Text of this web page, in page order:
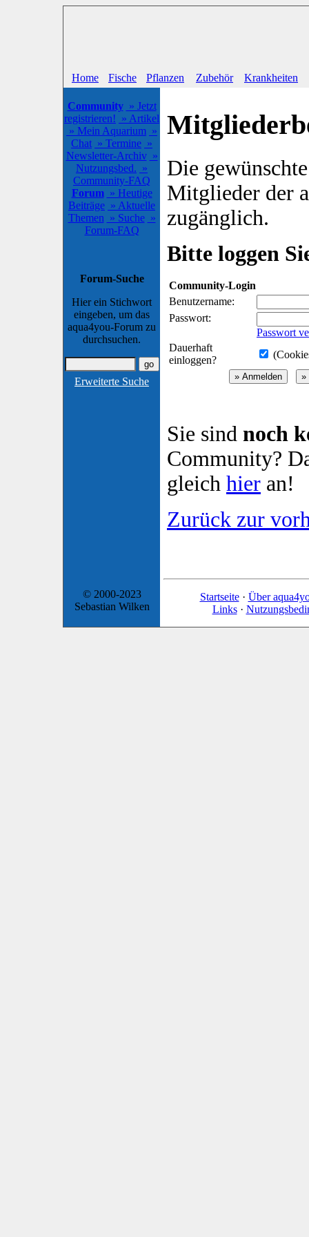
Home Fische Pflanzen Zubehör Krankheiten
Community » Jetzt
registrieren! » Artikel
» Mein Aquarium »
Chat » Termine »
Newsletter-Archiv »
Nutzungsbed. »
Community-FAQ
Forum » Heutige
Beiträge » Aktuelle
Themen » Suche »
Forum-FAQ
Forum-Suche
Hier ein Stichwort
eingeben, um das
aqua4you-Forum zu
durchsuchen.
Erweiterte Suche
Die
Mitglieder der
zugänglich.
Bitte loggen
Community-Login
Benutzername:
Passwort:
Passwort
Dauerhaft
einloggen?
Sie sind noch
Community?
gleich hier an!
Zurück zur
© 2000-2023
Sebastian Wilken
Startseite· Über
Links·